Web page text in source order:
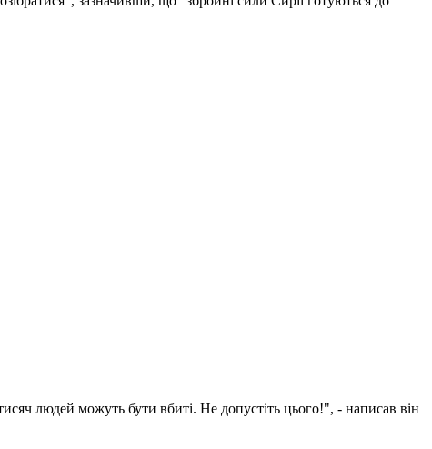
людей можуть бути вбиті. Не допустіть цього!", - написав він